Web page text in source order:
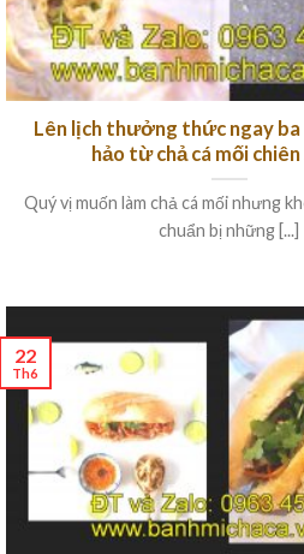
Lên lịch thưởng thức ngay
hảo từ chả cá mối
Quý vị muốn làm chả cá mối nhưng
chuẩn bị những [...]
22
Th6